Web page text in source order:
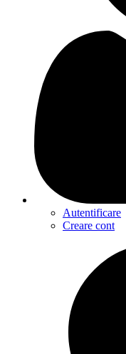
Autentificare
Creare cont